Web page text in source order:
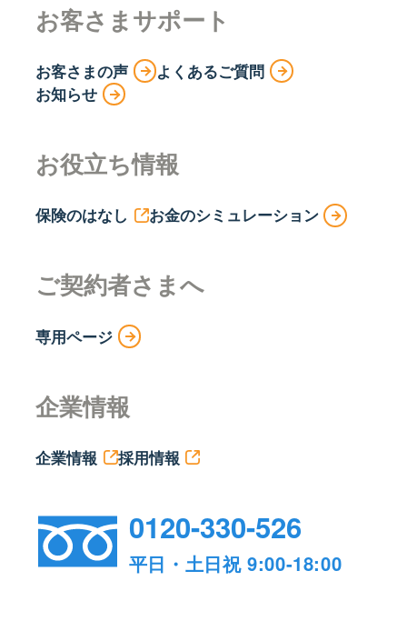
お客さまサポート
お客さまの声
よくあるご質問
お知らせ
お役立ち情報
保険のはなし お金のシミュレーション
ご契約者さまへ
専用ページ
企業情報
企業情報 採用情報
0120-330-526
平日・土日祝 9:00-18:00